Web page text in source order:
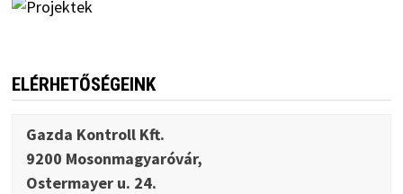
ELÉRHETŐSÉGEINK
Gazda Kontroll Kft.
9200 Mosonmagyaróvár,
Ostermayer u. 24.